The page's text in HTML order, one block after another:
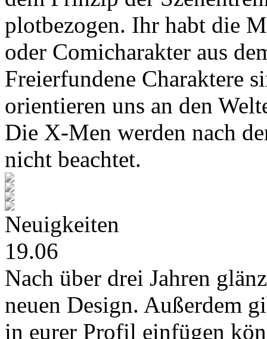
plotbezogen. Ihr habt die
oder Comicharakter aus
Freierfundene Charaktere
orientieren uns an den
Die X-Men werden nach
nicht beachtet.
Neuigkeiten
19.06
Nach über drei Jahren
neuen Design. Außerdem
in eurer Profil einfügen